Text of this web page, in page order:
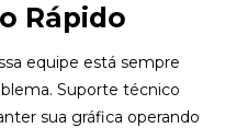
Rápido
equipe está sempre
Suporte técnico
sua gráfica operando